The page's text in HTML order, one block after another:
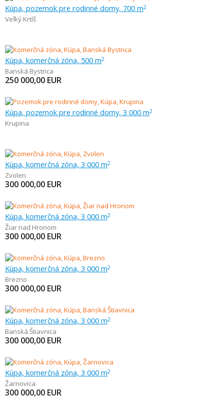
Kúpa, pozemok pre rodinné domy, 700 m2
Veľký Krtíš
Kúpa, komerčná zóna, 500 m2
Banská Bystrica
250 000,00 EUR
Kúpa, pozemok pre rodinné domy, 3 000 m2
Krupina
Kúpa, komerčná zóna, 3 000 m2
Zvolen
300 000,00 EUR
Kúpa, komerčná zóna, 3 000 m2
Žiar nad Hronom
300 000,00 EUR
Kúpa, komerčná zóna, 3 000 m2
Brezno
300 000,00 EUR
Kúpa, komerčná zóna, 3 000 m2
Banská Štiavnica
300 000,00 EUR
Kúpa, komerčná zóna, 3 000 m2
Žarnovica
300 000,00 EUR